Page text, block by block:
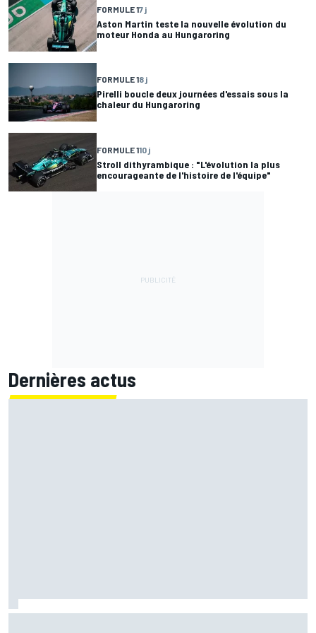
FORMULE 17 j
Aston Martin teste la nouvelle évolution du
moteur Honda au Hungaroring
FORMULE 18 j
Pirelli boucle deux journées d'essais sous la
chaleur du Hungaroring
FORMULE 110 j
Stroll dithyrambique : "L'évolution la plus
encourageante de l'histoire de l'équipe"
Dernières actus